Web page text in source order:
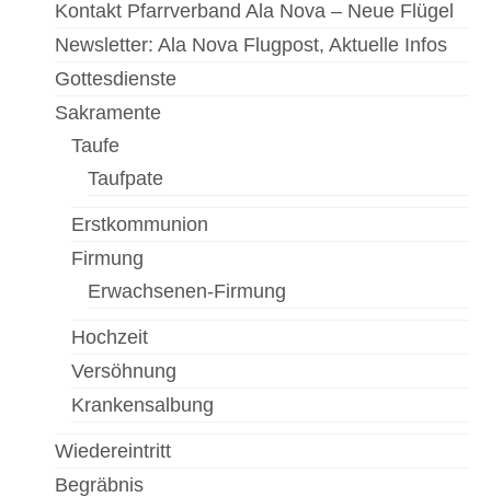
Kontakt Pfarrverband Ala Nova – Neue Flügel
Newsletter: Ala Nova Flugpost, Aktuelle Infos
Gottesdienste
Sakramente
Taufe
Taufpate
Erstkommunion
Firmung
Erwachsenen-Firmung
Hochzeit
Versöhnung
Krankensalbung
Wiedereintritt
Begräbnis